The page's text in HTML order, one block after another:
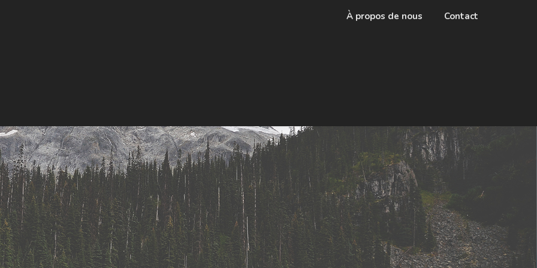
À propos de nous Contact